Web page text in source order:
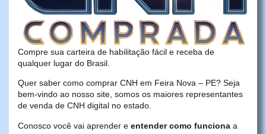
Compre sua carteira de habilitação fácil e receba de
qualquer lugar do Brasil.
Quer saber como comprar CNH em Feira Nova – PE? Seja
bem-vindo ao nosso site, somos os maiores representantes
de venda de CNH digital no estado.
Conosco você vai aprender e entender como funciona a